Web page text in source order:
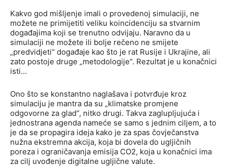
Kakvo god mišljenje imali o provedenoj simulaciji, ne
možete ne primijetiti veliku koincidenciju sa stvarnim
događajima koji se trenutno odvijaju. Naravno da u
simulaciji ne možete ili bolje rečeno ne smijete
„predvidjeti“ događaje kao što je rat Rusije i Ukrajine, ali
zato postoje druge „metodologije“. Rezultat je u konačnici
isti…
Ono što se konstantno naglašava i potvrđuje kroz
simulaciju je mantra da su „klimatske promjene
odgovorne za glad“, nitko drugi. Takva zaglupljujuća i
jednostrana agenda nameće se samo s jednim ciljem, a to
je da se propagira ideja kako je za spas čovječanstva
nužna ekstremna akcija, koja bi dovela do ugljičnih
poreza i ograničavanja emisija CO2, koja u konačnici ima
za cilj uvođenje digitalne ugljične valute.